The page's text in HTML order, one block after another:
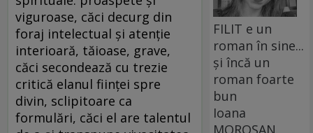
viguroase, căci decurg din
foraj intelectual şi atenţie
interioară, tăioase, grave,
căci secondează cu trezie
critică elanul fiinţei spre
divin, sclipitoare ca
formulări, căci el are talentul
FILIT e un
roman în sine...
și încă un
roman foarte
bun
Ioana
MOROȘAN